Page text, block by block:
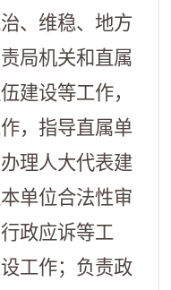
、维稳、地方
局机关和直属
建设等工作，
，指导直属单
理人大代表建
单位合法性审
政应诉等工
工作；负责政